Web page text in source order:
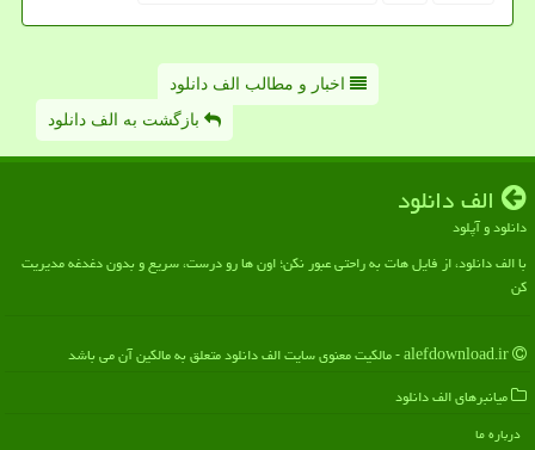
اخبار و مطالب الف دانلود
بازگشت به الف دانلود
الف دانلود
دانلود و آپلود
با الف دانلود، از فایل هات به راحتی عبور نکن؛ اون ها رو درست، سریع و بدون دغدغه مدیریت
کن
میانبرهای الف دانلود
درباره ما